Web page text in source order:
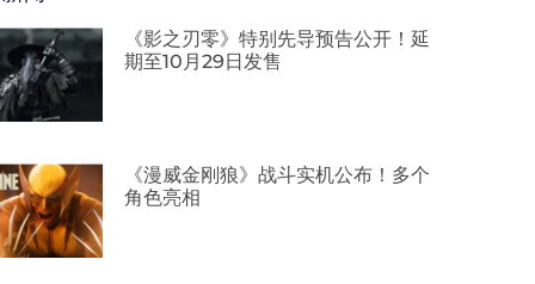
《影之刃零》特别先导预告公开！延
期至10月29日发售
《漫威金刚狼》战斗实机公布！多个
角色亮相